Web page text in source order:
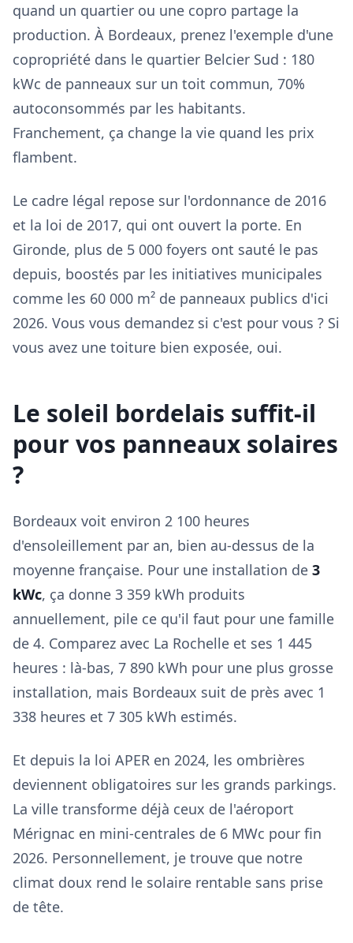
quand un quartier ou une copro partage la
production. À Bordeaux, prenez l'exemple d'une
copropriété dans le quartier Belcier Sud : 180
kWc de panneaux sur un toit commun, 70%
autoconsommés par les habitants.
Franchement, ça change la vie quand les prix
flambent.
Le cadre légal repose sur l'ordonnance de 2016
et la loi de 2017, qui ont ouvert la porte. En
Gironde, plus de 5 000 foyers ont sauté le pas
depuis, boostés par les initiatives municipales
comme les 60 000 m² de panneaux publics d'ici
2026. Vous vous demandez si c'est pour vous ? Si
vous avez une toiture bien exposée, oui.
Le soleil bordelais suffit-il
pour vos panneaux solaires
?
Bordeaux voit environ 2 100 heures
d'ensoleillement par an, bien au-dessus de la
moyenne française. Pour une installation de 3
kWc, ça donne 3 359 kWh produits
annuellement, pile ce qu'il faut pour une famille
de 4. Comparez avec La Rochelle et ses 1 445
heures : là-bas, 7 890 kWh pour une plus grosse
installation, mais Bordeaux suit de près avec 1
338 heures et 7 305 kWh estimés.
Et depuis la loi APER en 2024, les ombrières
deviennent obligatoires sur les grands parkings.
La ville transforme déjà ceux de l'aéroport
Mérignac en mini-centrales de 6 MWc pour fin
2026. Personnellement, je trouve que notre
climat doux rend le solaire rentable sans prise
de tête.